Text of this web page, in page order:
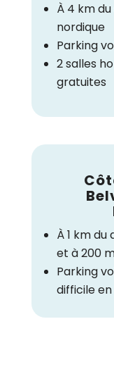
À 4 km
nordique
Parking
2 salles
gratuites
À 1 km
et à 200
Parking
difficile